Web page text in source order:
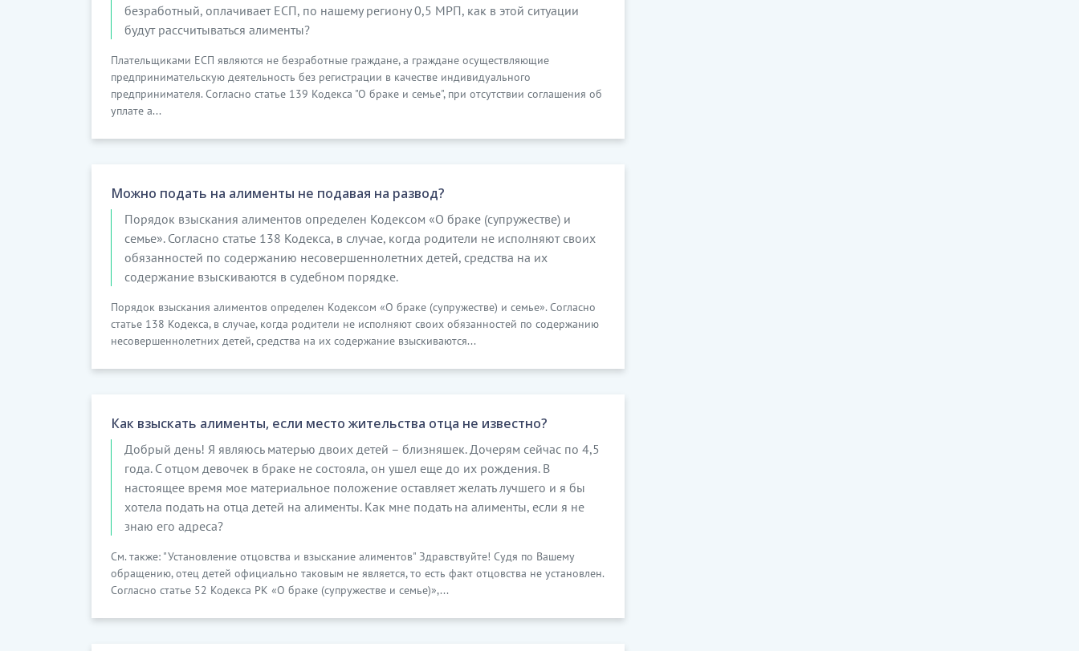
безработный, оплачивает ЕСП, по нашему региону 0,5 МРП, как в этой ситуации
будут рассчитываться алименты?
Плательщиками ЕСП являются не безработные граждане, а граждане осуществляющие
предпринимательскую деятельность без регистрации в качестве индивидуального
предпринимателя. Согласно статье 139 Кодекса "О браке и семье", при отсутствии соглашения об
уплате а...
Можно подать на алименты не подавая на развод?
Порядок взыскания алиментов определен Кодексом «О браке (супружестве) и
семье». Согласно статье 138 Кодекса, в случае, когда родители не исполняют своих
обязанностей по содержанию несовершеннолетних детей, средства на их
содержание взыскиваются в судебном порядке.
Порядок взыскания алиментов определен Кодексом «О браке (супружестве) и семье». Согласно
статье 138 Кодекса, в случае, когда родители не исполняют своих обязанностей по содержанию
несовершеннолетних детей, средства на их содержание взыскиваются...
Как взыскать алименты, если место жительства отца не известно?
Добрый день! Я являюсь матерью двоих детей – близняшек. Дочерям сейчас по 4,5
года. С отцом девочек в браке не состояла, он ушел еще до их рождения. В
настоящее время мое материальное положение оставляет желать лучшего и я бы
хотела подать на отца детей на алименты. Как мне подать на алименты, если я не
знаю его адреса?
См. также: "Установление отцовства и взыскание алиментов" Здравствуйте! Судя по Вашему
обращению, отец детей официально таковым не является, то есть факт отцовства не установлен.
Согласно статье 52 Кодекса РК «О браке (супружестве и семье)»,...